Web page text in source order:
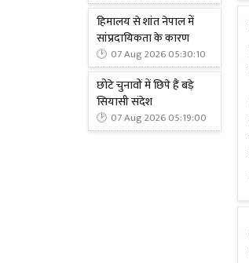
हिमालय से शांत नेपाल में
सांप्रदायिकता के कारण
07 Aug 2026 05:30:10
छोटे चुनावों में छिपे हैं बड़े
सियासी संदेश
07 Aug 2026 05:19:00